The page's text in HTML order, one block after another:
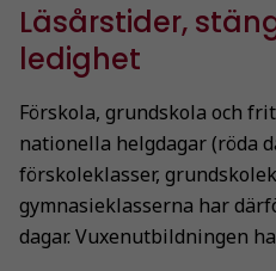
Läsårstider,
ledighet
Förskola, grundskola och
nationella helgdagar (röda
förskoleklasser,
gymnasieklasserna har
dagar. Vuxenutbildningen